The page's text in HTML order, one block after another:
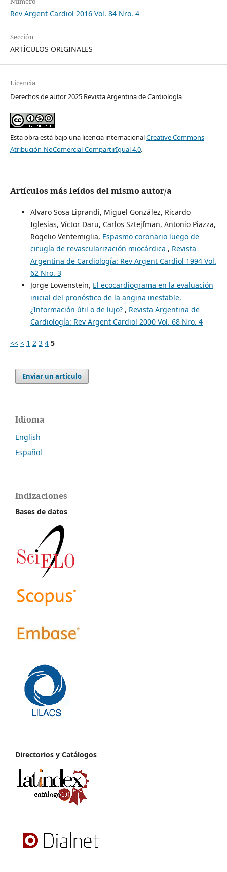
Rev Argent Cardiol 2016 Vol. 84 Nro. 4
Sección
ARTÍCULOS ORIGINALES
Licencia
Derechos de autor 2025 Revista Argentina de Cardiología
Esta obra está bajo una licencia internacionalCreative Commons
Atribución-NoComercial-CompartirIgual 4.0.
Artículos más leídos del mismo autor/a
Alvaro Sosa Liprandi, Miguel González, Ricardo
Iglesias, Víctor Daru, Carlos Sztejfman, Antonio Piazza,
Rogelio Ventemiglia, Espasmo coronario luego de
cirugía de revascularización miocárdica , Revista
Argentina de Cardiología: Rev Argent Cardiol 1994 Vol.
62 Nro. 3
Jorge Lowenstein, El ecocardiograma en la evaluación
inicial del pronóstico de la angina inestable.
¿Información útil o de lujo? , Revista Argentina de
Cardiología: Rev Argent Cardiol 2000 Vol. 68 Nro. 4
<< < 1 2 3 4 5
Enviar un artículo
Idioma
English
Español
Indizaciones
Bases de datos
Directorios y Catálogos